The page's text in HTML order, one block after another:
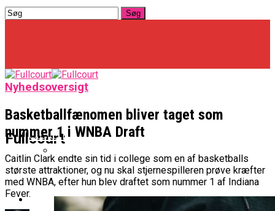
Fullcourt
Basketligaen
Officielt: Vejen Gafler Dansker Hos Rabbits
NBA
Nyhedsoversigt
Basketballfænomen bliver taget som
nummer 1 i WNBA Draft
Caitlin Clark endte sin tid i college som en af basketballs
største attraktioner, og nu skal stjernespilleren prøve kræfter
med WNBA, efter hun blev draftet som nummer 1 af Indiana
Fever.